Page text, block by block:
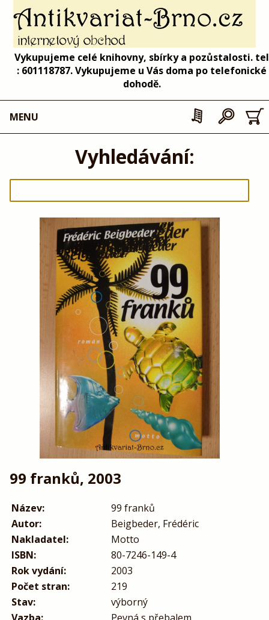
Vykupujeme celé knihovny, sbírky a pozůstalosti. tel
: 601118787. Vykupujeme u Vás doma po telefonické
dohodě.
MENU
Vyhledávání:
99 franků, 2003
Název:
99 franků
Autor:
Beigbeder, Frédéric
Nakladatel:
Motto
ISBN:
80-7246-149-4
Rok vydání:
2003
Počet stran:
219
Stav:
výborný